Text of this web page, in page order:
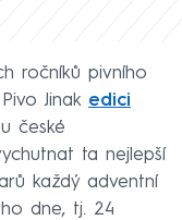
ročníků pivního
Jinak edici
české
ta nejlepší
každý adventní
dne, tj. 24